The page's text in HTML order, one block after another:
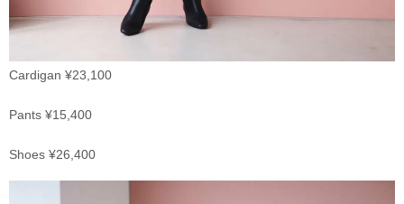
Cardigan ¥23,100
Pants ¥15,400
Shoes ¥26,400